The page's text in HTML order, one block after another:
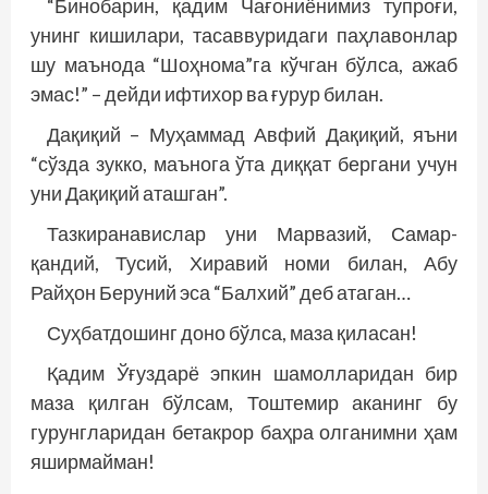
“Бинобарин, қадим Чағониёнимиз тупроғи,
унинг кишилари, тасаввуридаги паҳлавонлар
шу маънода “Шоҳнома”га кўчган бўлса, ажаб
эмас!” – дейди ифтихор ва ғурур билан.
Дақиқий – Муҳаммад Авфий Дақиқий, яъни
“сўзда зукко, маънога ўта диққат бергани учун
уни Дақиқий аташган”.
Тазкиранавислар уни Марвазий, Самар­
қандий, Тусий, Хиравий номи билан, Абу
Райҳон Беруний эса “Балхий” деб атаган…
Суҳбатдошинг доно бўлса, маза қиласан!
Қадим Ўғуздарё эпкин шамолларидан бир
маза қилган бўлсам, Тоштемир аканинг бу
гурунгларидан бетакрор баҳра олганимни ҳам
яширмайман!